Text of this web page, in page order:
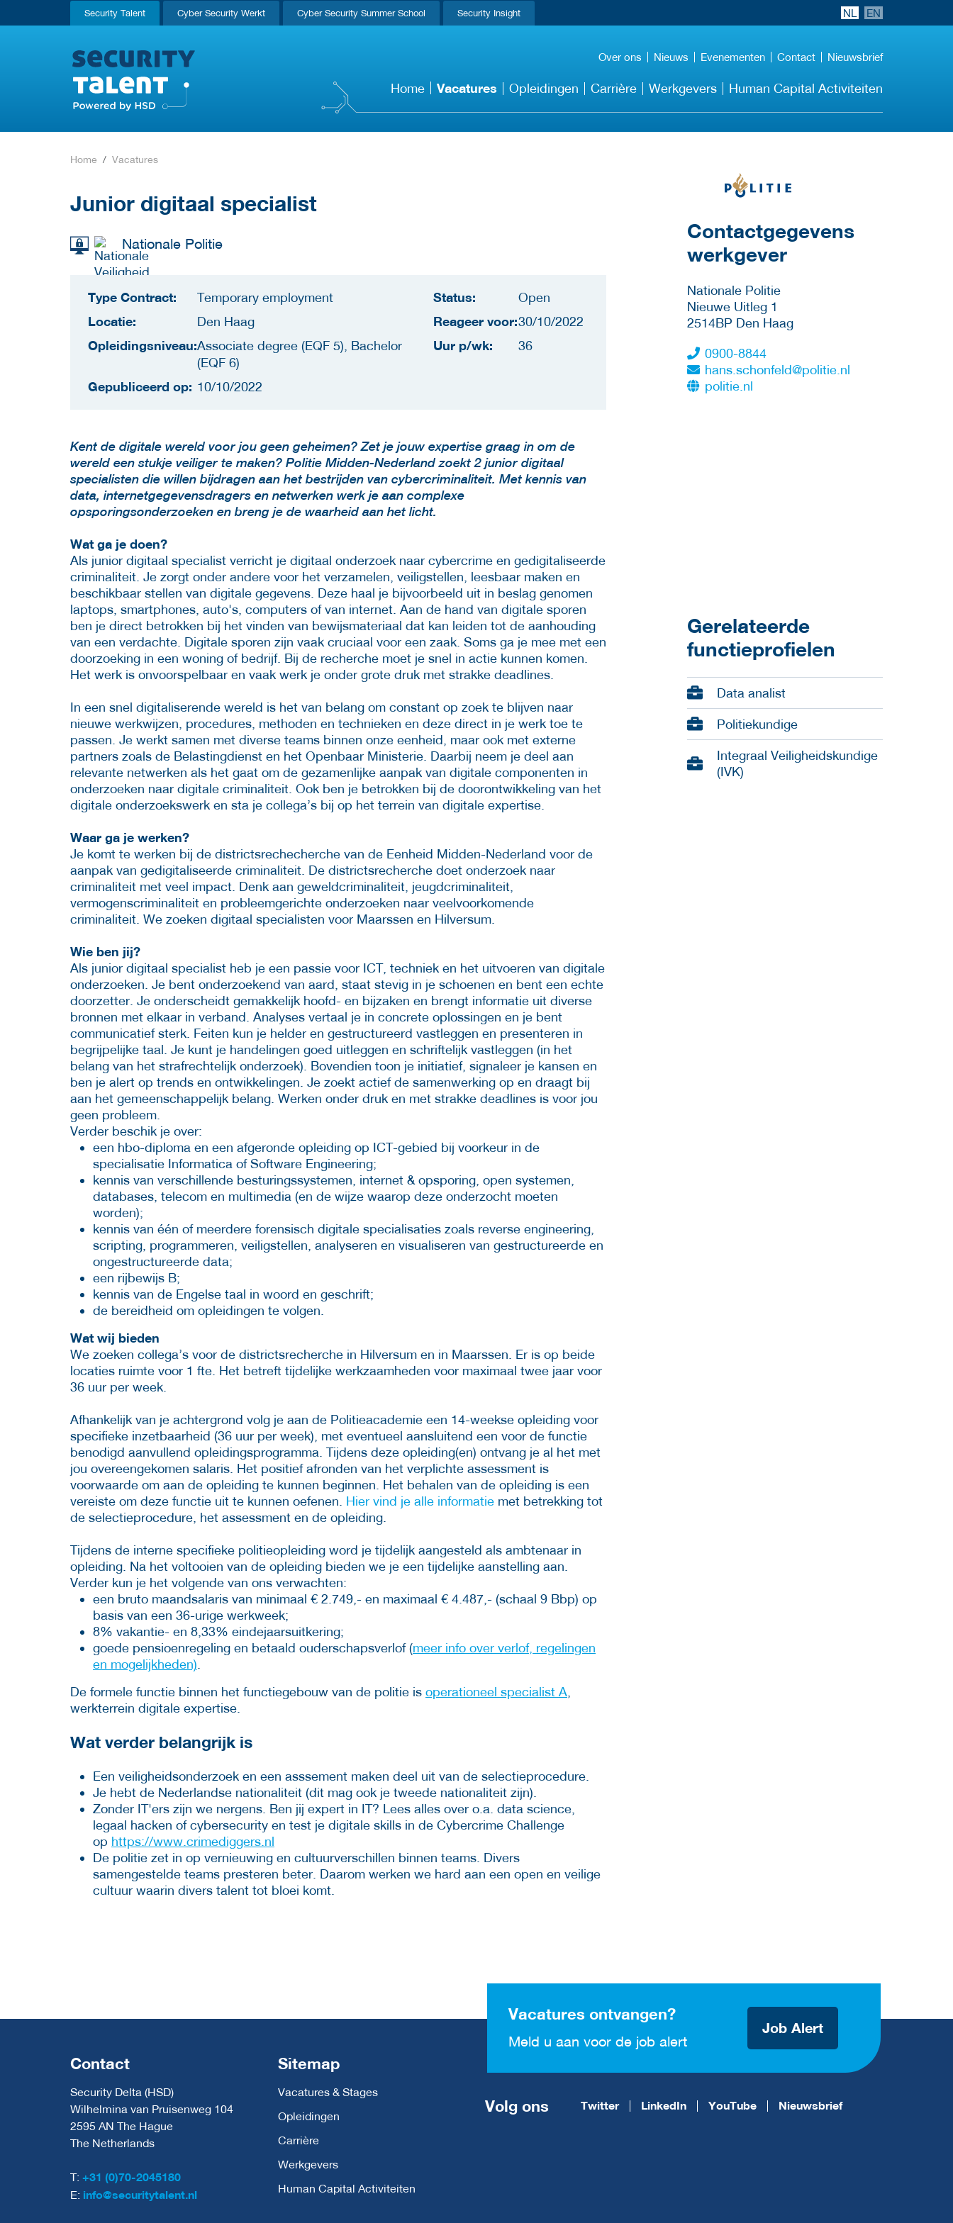
Security Talent Cyber Security Werkt Cyber Security Summer School Security Insight NL EN
Over ons Nieuws Evenementen Contact Nieuwsbrief
Home Vacatures Opleidingen Carrière Werkgevers Human Capital Activiteiten
Home Vacatures
Junior digitaal specialist
Nationale Politie
Type Contract: Temporary employment
Locatie: Den Haag
Opleidingsniveau:Associate degree (EQF 5), Bachelor
(EQF 6)
Gepubliceerd op: 10/10/2022
Status: Open
Reageer voor:30/10/2022
Uur p/wk: 36
Kent de digitale wereld voor jou geen geheimen? Zet je jouw expertise graag in om de
wereld een stukje veiliger te maken? Politie Midden-Nederland zoekt 2 junior digitaal
specialisten die willen bijdragen aan het bestrijden van cybercriminaliteit. Met kennis van
data, internetgegevensdragers en netwerken werk je aan complexe
opsporingsonderzoeken en breng je de waarheid aan het licht.
Wat ga je doen?
Als junior digitaal specialist verricht je digitaal onderzoek naar cybercrime en gedigitaliseerde
criminaliteit. Je zorgt onder andere voor het verzamelen, veiligstellen, leesbaar maken en
beschikbaar stellen van digitale gegevens. Deze haal je bijvoorbeeld uit in beslag genomen
laptops, smartphones, auto's, computers of van internet. Aan de hand van digitale sporen
ben je direct betrokken bij het vinden van bewijsmateriaal dat kan leiden tot de aanhouding
van een verdachte. Digitale sporen zijn vaak cruciaal voor een zaak. Soms ga je mee met een
doorzoeking in een woning of bedrijf. Bij de recherche moet je snel in actie kunnen komen.
Het werk is onvoorspelbaar en vaak werk je onder grote druk met strakke deadlines.
In een snel digitaliserende wereld is het van belang om constant op zoek te blijven naar
nieuwe werkwijzen, procedures, methoden en technieken en deze direct in je werk toe te
passen. Je werkt samen met diverse teams binnen onze eenheid, maar ook met externe
partners zoals de Belastingdienst en het Openbaar Ministerie. Daarbij neem je deel aan
relevante netwerken als het gaat om de gezamenlijke aanpak van digitale componenten in
onderzoeken naar digitale criminaliteit. Ook ben je betrokken bij de doorontwikkeling van het
digitale onderzoekswerk en sta je collega’s bij op het terrein van digitale expertise.
Waar ga je werken?
Je komt te werken bij de districtsrechecherche van de Eenheid Midden-Nederland voor de
aanpak van gedigitaliseerde criminaliteit. De districtsrecherche doet onderzoek naar
criminaliteit met veel impact. Denk aan geweldcriminaliteit, jeugdcriminaliteit,
vermogenscriminaliteit en probleemgerichte onderzoeken naar veelvoorkomende
criminaliteit. We zoeken digitaal specialisten voor Maarssen en Hilversum.
Wie ben jij?
Als junior digitaal specialist heb je een passie voor ICT, techniek en het uitvoeren van digitale
onderzoeken. Je bent onderzoekend van aard, staat stevig in je schoenen en bent een echte
doorzetter. Je onderscheidt gemakkelijk hoofd- en bijzaken en brengt informatie uit diverse
bronnen met elkaar in verband. Analyses vertaal je in concrete oplossingen en je bent
communicatief sterk. Feiten kun je helder en gestructureerd vastleggen en presenteren in
begrijpelijke taal. Je kunt je handelingen goed uitleggen en schriftelijk vastleggen (in het
belang van het strafrechtelijk onderzoek). Bovendien toon je initiatief, signaleer je kansen en
ben je alert op trends en ontwikkelingen. Je zoekt actief de samenwerking op en draagt bij
aan het gemeenschappelijk belang. Werken onder druk en met strakke deadlines is voor jou
geen probleem.
Verder beschik je over:
een hbo-diploma en een afgeronde opleiding op ICT-gebied bij voorkeur in de
specialisatie Informatica of Software Engineering;
kennis van verschillende besturingssystemen, internet & opsporing, open systemen,
databases, telecom en multimedia (en de wijze waarop deze onderzocht moeten
worden);
kennis van één of meerdere forensisch digitale specialisaties zoals reverse engineering,
scripting, programmeren, veiligstellen, analyseren en visualiseren van gestructureerde en
ongestructureerde data;
een rijbewijs B;
kennis van de Engelse taal in woord en geschrift;
de bereidheid om opleidingen te volgen.
Wat wij bieden
We zoeken collega’s voor de districtsrecherche in Hilversum en in Maarssen. Er is op beide
locaties ruimte voor 1 fte. Het betreft tijdelijke werkzaamheden voor maximaal twee jaar voor
36 uur per week.
Afhankelijk van je achtergrond volg je aan de Politieacademie een 14-weekse opleiding voor
specifieke inzetbaarheid (36 uur per week), met eventueel aansluitend een voor de functie
benodigd aanvullend opleidingsprogramma. Tijdens deze opleiding(en) ontvang je al het met
jou overeengekomen salaris. Het positief afronden van het verplichte assessment is
voorwaarde om aan de opleiding te kunnen beginnen. Het behalen van de opleiding is een
vereiste om deze functie uit te kunnen oefenen. Hier vind je alle informatie met betrekking tot
de selectieprocedure, het assessment en de opleiding.
Tijdens de interne specifieke politieopleiding word je tijdelijk aangesteld als ambtenaar in
opleiding. Na het voltooien van de opleiding bieden we je een tijdelijke aanstelling aan.
Verder kun je het volgende van ons verwachten:
een bruto maandsalaris van minimaal € 2.749,- en maximaal € 4.487,- (schaal 9 Bbp) op
basis van een 36-urige werkweek;
8% vakantie- en 8,33% eindejaarsuitkering;
goede pensioenregeling en betaald ouderschapsverlof (meer info over verlof, regelingen
en mogelijkheden)
De formele functie binnen het functiegebouw van de politie is operationeel specialist A
werkterrein digitale expertise.
Wat verder belangrijk is
Een veiligheidsonderzoek en een asssement maken deel uit van de selectieprocedure.
Je hebt de Nederlandse nationaliteit (dit mag ook je tweede nationaliteit zijn).
Zonder IT'ers zijn we nergens. Ben jij expert in IT? Lees alles over o.a. data science,
legaal hacken of cybersecurity en test je digitale skills in de Cybercrime Challenge
op https://www.crimediggers.nl
De politie zet in op vernieuwing en cultuurverschillen binnen teams. Divers
samengestelde teams presteren beter. Daarom werken we hard aan een open en veilige
cultuur waarin divers talent tot bloei komt.
Meer werkgever
Contactgegevens
werkgever
Nationale Politie
Nieuwe Uitleg 1
2514BP Den Haag
0900-8844
hans.schonfeld@politie.nl
politie.nl
Gerelateerde
functieprofielen
Data analist
Politiekundige
Integraal Veiligheidskundige
(IVK)
Vacatures ontvangen?
Meld u aan voor de job alert
Job Alert
Contact
Security Delta (HSD)
Wilhelmina van Pruisenweg 104
2595 AN The Hague
The Netherlands
T: +31 (0)70-2045180
E: info@securitytalent.nl
Sitemap
Vacatures & Stages
Opleidingen
Carrière
Werkgevers
Human Capital Activiteiten
Volg ons Twitter LinkedIn YouTube Nieuwsbrief